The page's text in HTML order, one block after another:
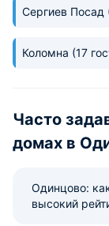
Сергиев Посад
Коломна (17
Часто
домах в
Одинцово:
высокий